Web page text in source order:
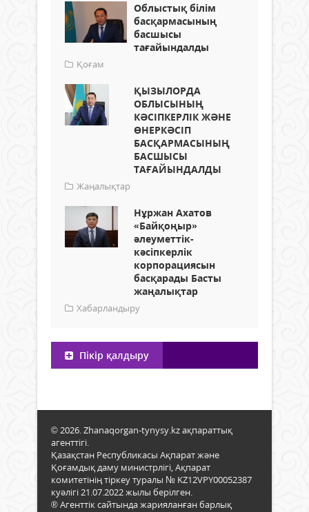
Облыстық білім
басқармасының
басшысы
тағайындалды
Қоғам
ҚЫЗЫЛОРДА
ОБЛЫСЫНЫҢ
КӘСІПКЕРЛІК ЖӘНЕ
ӨНЕРКӘСІП
БАСҚАРМАСЫНЫҢ
БАСШЫСЫ
ТАҒАЙЫНДАЛДЫ
Жаңалықтар
Нұржан Ахатов
«Байқоңыр»
әлеуметтік-
кәсіпкерлік
корпорациясын
басқарады Басты
жаңалықтар
Хабарландыру
Пікір қалдыру
© 2026. Zhanaqorgan-tynysy.kz ақпараттық
агенттігі.
Қазақстан Республикасы Ақпарат және
Қоғамдық даму министрлігі, Ақпарат
комитетінің тіркеу туралы № KZ12VPY00052387
куәлігі 21.07.2022 жылы берілген.
® Агенттік сайтында жарияланған барлық